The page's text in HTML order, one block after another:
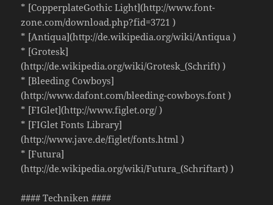
* [CopperplateGothic Light](http://www.font-
zone.com/download.php?fid=3721 )
* [Antiqua](http://de.wikipedia.org/wiki/Antiqua )
* [Grotesk]
(http://de.wikipedia.org/wiki/Grotesk_(Schrift) )
* [Bleeding Cowboys]
(http://www.dafont.com/bleeding-cowboys.font )
* [FIGlet](http://www.figlet.org/ )
* [FIGlet Fonts Library]
(http://www.jave.de/figlet/fonts.html )
* [Futura]
(http://de.wikipedia.org/wiki/Futura_(Schriftart) )
#### Techniken ####